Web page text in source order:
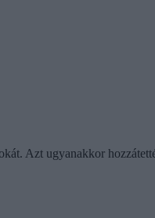
Azt ugyanakkor